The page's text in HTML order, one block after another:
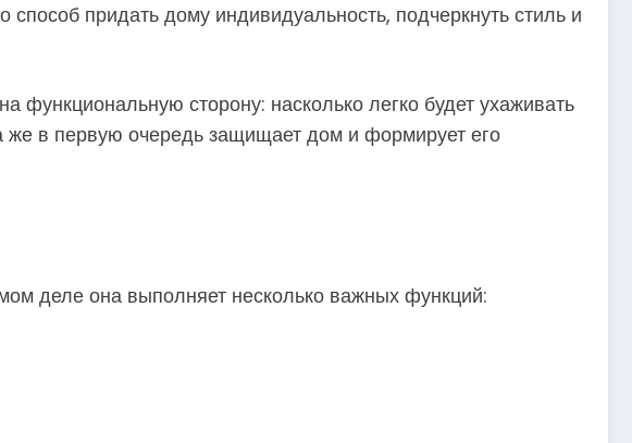
придать дому индивидуальность, подчеркнуть стиль и
функциональную сторону: насколько легко будет ухаживать
же в первую очередь защищает дом и формирует его
деле она выполняет несколько важных функций: